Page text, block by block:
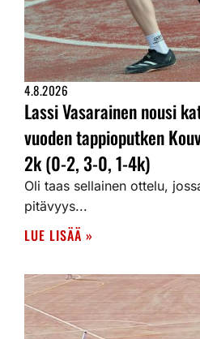
4.8.2026
Lassi Vasarainen nousi
vuoden tappioputken
2k (0-2, 3-0, 1-4k)
Oli taas sellainen ottelu,
pitävyys...
LUE LISÄÄ »